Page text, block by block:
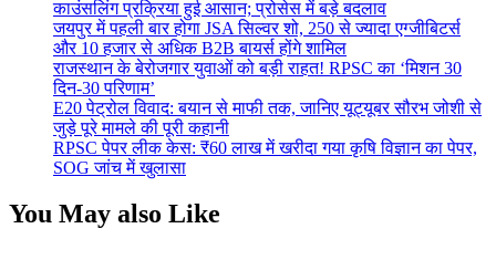
काउंसलिंग प्रक्रिया हुई आसान; प्रोसेस में बड़े बदलाव
जयपुर में पहली बार होगा JSA सिल्वर शो, 250 से ज्यादा एग्जीबिटर्स
और 10 हजार से अधिक B2B बायर्स होंगे शामिल
राजस्थान के बेरोजगार युवाओं को बड़ी राहत! RPSC का ‘मिशन 30
दिन-30 परिणाम’
E20 पेट्रोल विवाद: बयान से माफी तक, जानिए यूट्यूबर सौरभ जोशी से
जुड़े पूरे मामले की पूरी कहानी
RPSC पेपर लीक केस: ₹60 लाख में खरीदा गया कृषि विज्ञान का पेपर,
SOG जांच में खुलासा
You May also Like